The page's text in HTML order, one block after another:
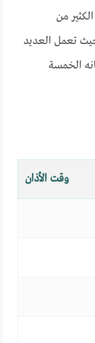
من
حيث تعمل العديد
الخمسة
وقت الأذان